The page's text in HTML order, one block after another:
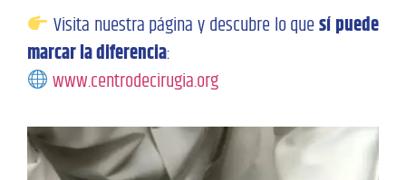
Visita nuestra página y descubre lo quesí puede
marcar la diferencia:
www.centrodecirugia.org